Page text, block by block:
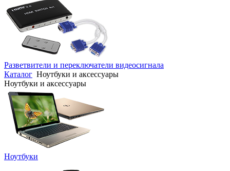
Разветвители и переключатели видеосигнала
Каталог Ноутбуки и аксессуары
Ноутбуки и аксессуары
Ноутбуки